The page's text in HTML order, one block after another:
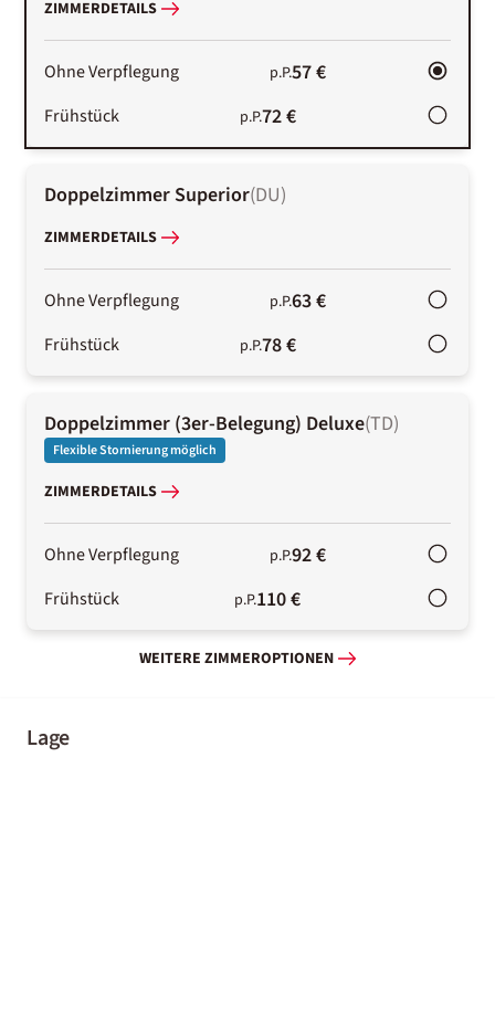
ZIMMERDETAILS
Ohne Verpflegung p.P.57 €
Frühstück p.P.72 €
Doppelzimmer Superior(DU)
ZIMMERDETAILS
Ohne Verpflegung p.P.63 €
Frühstück p.P.78 €
Doppelzimmer (3er-Belegung) Deluxe(TD)
Flexible Stornierung möglich
ZIMMERDETAILS
Ohne Verpflegung p.P.92 €
Frühstück p.P.110 €
WEITERE ZIMMEROPTIONEN
Lage